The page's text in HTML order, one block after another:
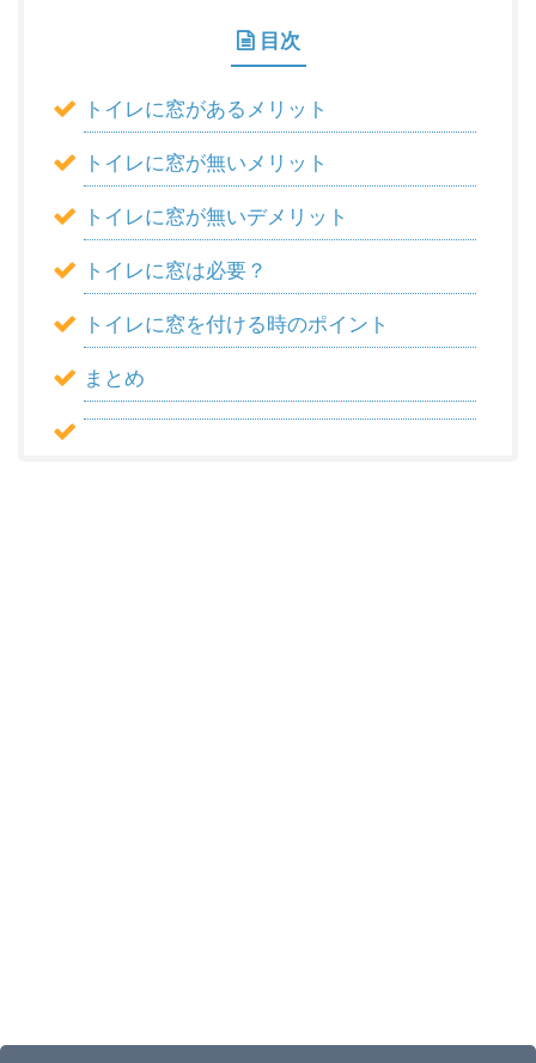
目次
トイレに窓があるメリット
トイレに窓が無いメリット
トイレに窓が無いデメリット
トイレに窓は必要？
トイレに窓を付ける時のポイント
まとめ